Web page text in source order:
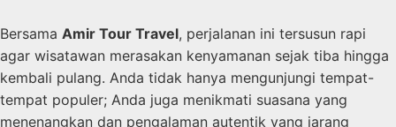
Bersama Amir Tour Travel, perjalanan ini tersusun rapi
agar wisatawan merasakan kenyamanan sejak tiba hingga
kembali pulang. Anda tidak hanya mengunjungi tempat-
tempat populer; Anda juga menikmati suasana yang
menenangkan dan pengalaman autentik yang jarang